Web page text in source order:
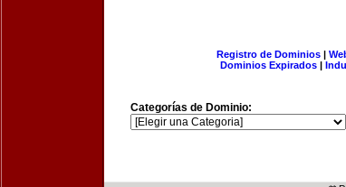
Registro de Dominios|
Dominios Expirados |
Categorías de Dominio: